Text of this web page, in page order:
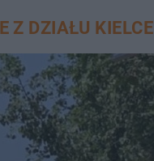
Z DZIAŁU KIELCE